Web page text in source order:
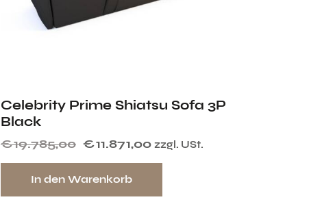
Celebrity Prime Shiatsu Sofa 3P
Black
€19.785,00 €11.871,00 zzgl. USt.
In den Warenkorb